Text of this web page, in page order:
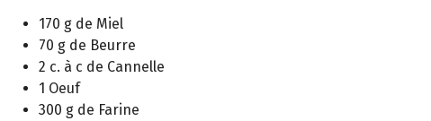
170 g de Miel
70 g de Beurre
2 c. à c de Cannelle
1 Oeuf
300 g de Farine